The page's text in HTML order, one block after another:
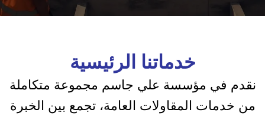
خدماتنا الرئيسية
نقدم في مؤسسة علي جاسم مجموعة متكاملة
من خدمات المقاولات العامة، تجمع بين الخبرة